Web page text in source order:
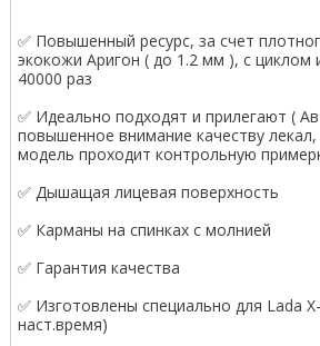
✅ Повышенный ресурс, за счет
экокожи Аригон ( до 1.2 мм ), с циклом
40000 раз
✅ Идеально подходят и прилегают (
повышенное внимание качеству
модель проходит контрольную
✅ Дышащая лицевая поверхность
✅ Карманы на спинках с молнией
✅ Гарантия качества
✅ Изготовлены специально для Lada
наст.время)